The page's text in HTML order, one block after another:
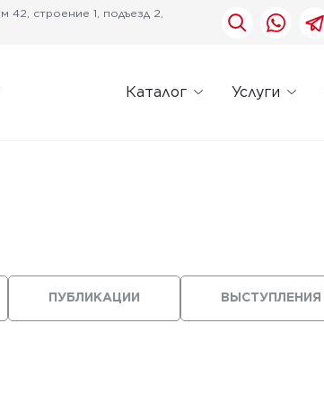
42, строение 1, подъезд 2,
Каталог Услуги
ВЫСТУПЛЕНИЯ
ПУБЛИКАЦИИ